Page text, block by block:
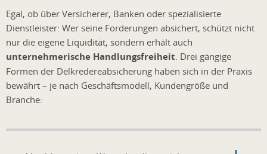
Egal, ob über Versicherer, Banken oder spezialisierte
Dienstleister: Wer seine Forderungen absichert, schützt nicht
nur die eigene Liquidität, sondern erhält auch
unternehmerische Handlungsfreiheit. Drei gängige
Formen der Delkredereabsicherung haben sich in der Praxis
bewährt – je nach Geschäftsmodell, Kundengröße und
Branche: